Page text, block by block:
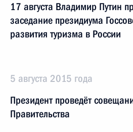
17 августа Владимир Путин
заседание президиума
развития туризма в России
5 августа 2015 года
Президент проведёт
Правительства